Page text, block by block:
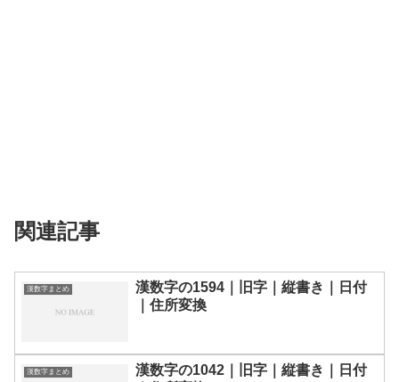
関連記事
漢数字まとめ
漢数字の1594｜旧字｜縦書き｜日付
｜住所変換
漢数字まとめ
漢数字の1042｜旧字｜縦書き｜日付